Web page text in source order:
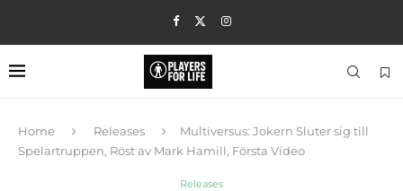
Home Releases
Multiversus: Jokern Sluter sig till
Spelartruppen, Röst av Mark Hamill, Första Video
Releases